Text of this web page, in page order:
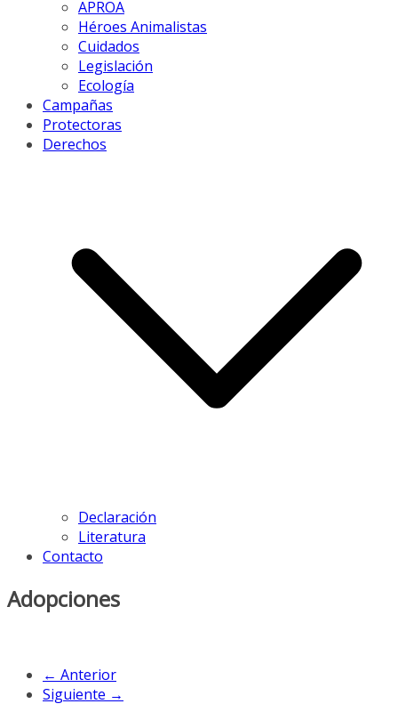
APROA
Héroes Animalistas
Cuidados
Legislación
Ecología
Campañas
Protectoras
Derechos
Declaración
Literatura
Contacto
Adopciones
← Anterior
Siguiente →